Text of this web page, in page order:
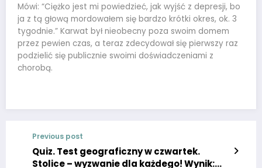
Mówi: “Ciężko jest mi powiedzieć, jak wyjść z depresji, bo
ja z tą głową mordowałem się bardzo krótki okres, ok. 3
tygodnie.” Karwat był nieobecny poza swoim domem
przez pewien czas, a teraz zdecydował się pierwszy raz
podzielić się publicznie swoimi doświadczeniami z
chorobą.
Previous post
Quiz. Test geograficzny w czwartek.
Stolice – wyzwanie dla każdego! Wynik: